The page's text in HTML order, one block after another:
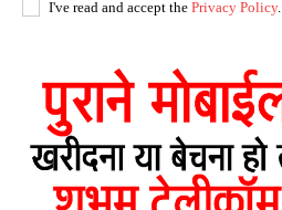
I've read and accept the Privacy Policy.